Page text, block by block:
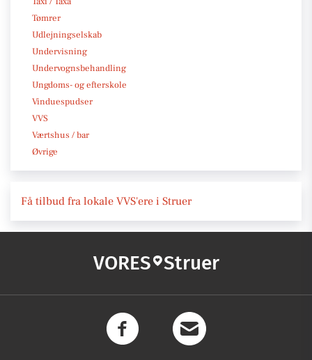
Tømrer
Udlejningselskab
Undervisning
Undervognsbehandling
Ungdoms- og efterskole
Vinduespudser
VVS
Værtshus / bar
Øvrige
Få tilbud fra lokale VVS'ere i Struer
VORES Struer